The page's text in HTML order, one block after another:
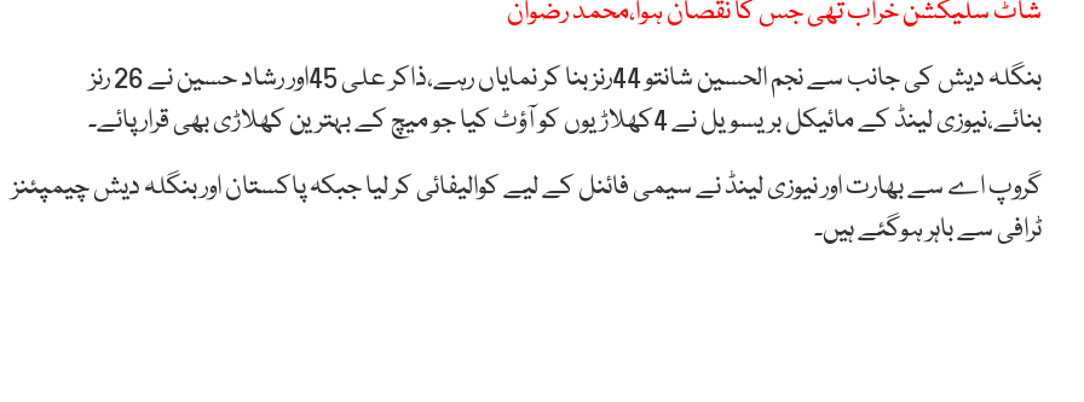
شاٹ سلیکشن خراب تھی جس کا نقصان ہوا،محمد رضوان
بنگلہ دیش کی جانب سے نجم الحسین شانتو 44رنز بنا کر نمایاں رہے،ذاکر علی 45اور رشاد حسین نے 26 رنز
بنائے،نیوزی لینڈ کے مائیکل بریسویل نے 4کھلاڑیوں کو آؤٹ کیا جو میچ کے بہترین کھلاڑی بھی قرار پائے۔
گروپ اے سے بھارت اور نیوزی لینڈ نے سیمی فائنل کے لیے کوالیفائی کر لیا جبکہ پاکستان اور بنگلہ دیش چیمپئنز
ٹرافی سے باہر ہوگئے ہیں۔